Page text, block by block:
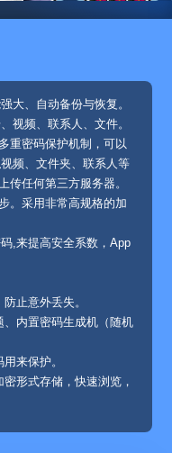
大、自动备份与恢复。
视频、联系人、文件。
重密码保护机制，可以
频、文件夹、联系人等
传任何第三方服务器。
。采用非常高规格的加
,来提高安全系数，App
止意外丢失。
内置密码生成机（随机
来保护。
形式存储，快速浏览，